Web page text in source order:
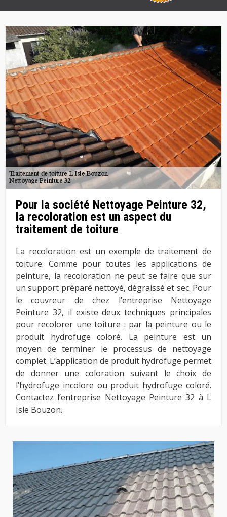
Pour la société Nettoyage Peinture 32,
la recoloration est un aspect du
traitement de toiture
La recoloration est un exemple de traitement de
toiture. Comme pour toutes les applications de
peinture, la recoloration ne peut se faire que sur
un support préparé nettoyé, dégraissé et sec. Pour
le couvreur de chez l’entreprise Nettoyage
Peinture 32, il existe deux techniques principales
pour recolorer une toiture : par la peinture ou le
produit hydrofuge coloré. La peinture est un
moyen de terminer le processus de nettoyage
complet. L’application de produit hydrofuge permet
de donner une coloration suivant le choix de
l’hydrofuge incolore ou produit hydrofuge coloré.
Contactez l’entreprise Nettoyage Peinture 32 à L
Isle Bouzon.